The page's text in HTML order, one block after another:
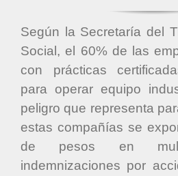
Según la Secretaría del
Social, el 60% de las
con prácticas
para operar equipo
peligro que representa
estas compañías se
de pesos en
indemnizaciones por